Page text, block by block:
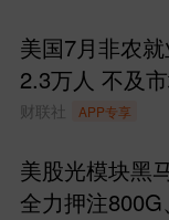
1.
兴业股份
亿
3.鼎捷数智：
美国7月非农
2.3万人 不及
财联社 APP专享
美股光模块黑
全力押注